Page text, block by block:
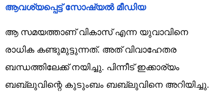
ആവശ്യപ്പെട്ട് സോഷ്യൽ മീഡിയ
ആ സമയത്താണ് വികാസ് എന്ന യുവാവിനെ
രാധിക കണ്ടുമുട്ടുന്നത്. അത് വിവാഹേതര
ബന്ധത്തിലേക്ക് നയിച്ചു. പിന്നീട് ഇക്കാര്യം
ബബ്ലുവിന്റെ കുടുംബം ബബ്ലുവിനെ അറിയിച്ചു.